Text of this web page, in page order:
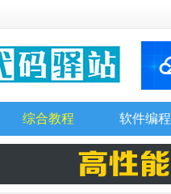
综合教程 软件编程